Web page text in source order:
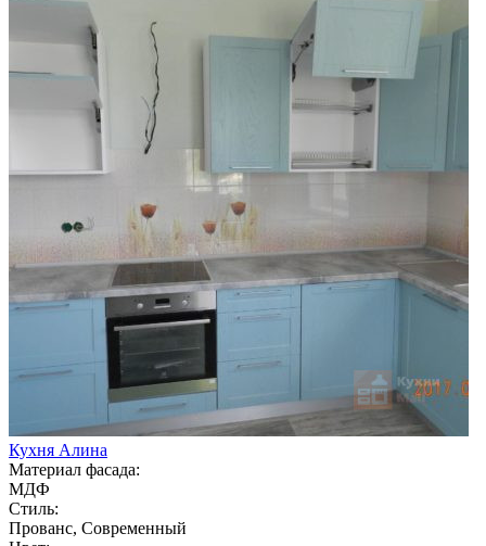
Кухня Алина
Материал фасада:
МДФ
Стиль:
Прованс, Современный